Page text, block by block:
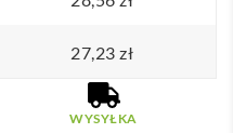
27,23 zł
WYSYŁKA